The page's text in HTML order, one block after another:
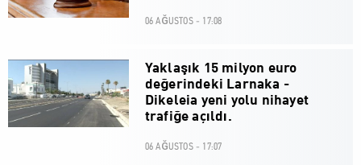
06 AĞUSTOS - 17:08
Yaklaşık 15 milyon euro
değerindeki Larnaka -
Dikeleia yeni yolu nihayet
trafiğe açıldı.
06 AĞUSTOS - 17:07